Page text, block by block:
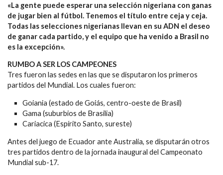
«La gente puede esperar una selección nigeriana con ganas
de jugar bien al fútbol. Tenemos el título entre ceja y ceja.
Todas las selecciones nigerianas llevan en su ADN el deseo
de ganar cada partido, y el equipo que ha venido a Brasil no
es la excepción».
RUMBO A SER LOS CAMPEONES
Tres fueron las sedes en las que se disputaron los primeros
partidos del Mundial. Los cuales fueron:
Goiania (estado de Goiás, centro-oeste de Brasil)
Gama (suburbios de Brasilia)
Cariacica (Espírito Santo, sureste)
Antes del juego de Ecuador ante Australia, se disputarán otros
tres partidos dentro de la jornada inaugural del Campeonato
Mundial sub-17.